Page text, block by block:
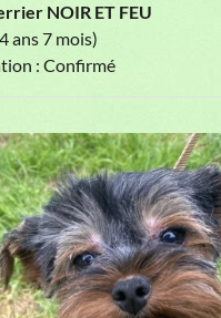
NOIR ET FEU
ans 7 mois)
: Confirmé